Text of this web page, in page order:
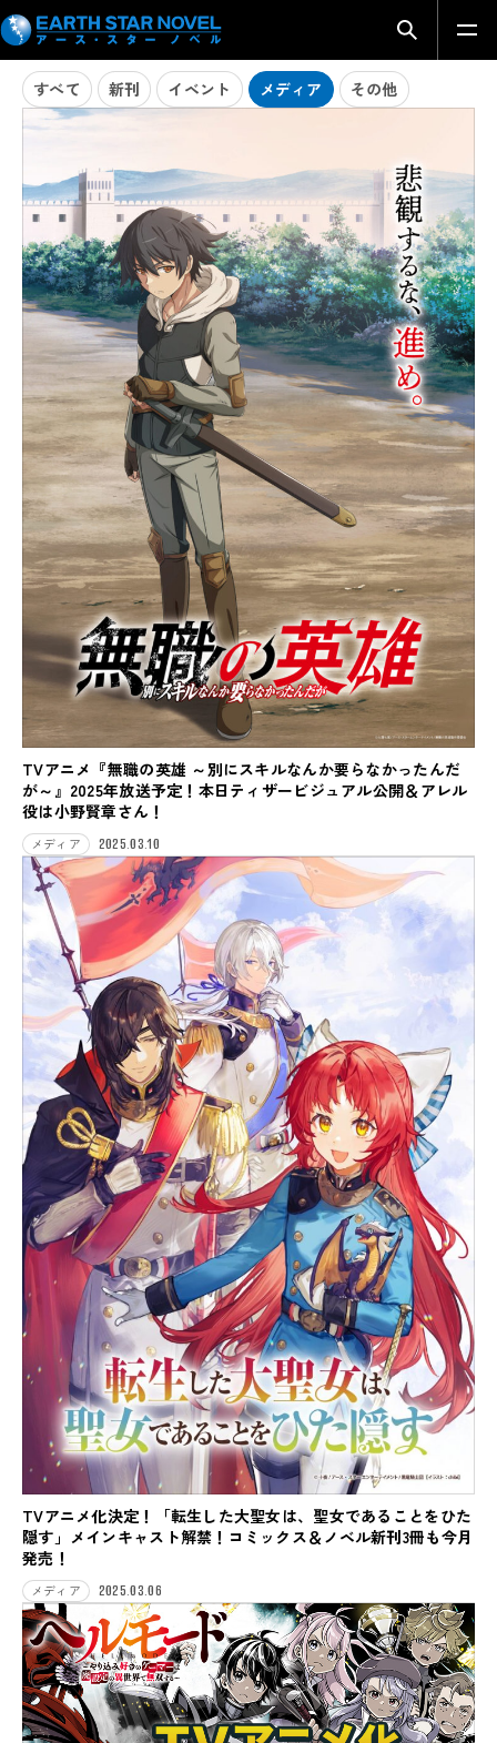
検索モー
メディア
すべて 新刊 イベント メディア その他
TVアニメ『無職の英雄 ～別にスキルなんか要らなかったんだ
が～』2025年放送予定！本日ティザービジュアル公開＆アレル
役は小野賢章さん！
メディア 2025.03.10
TVアニメ化決定！「転生した大聖女は、聖女であることをひた
隠す」メインキャスト解禁！コミックス＆ノベル新刊3冊も今月
発売！
メディア 2025.03.06